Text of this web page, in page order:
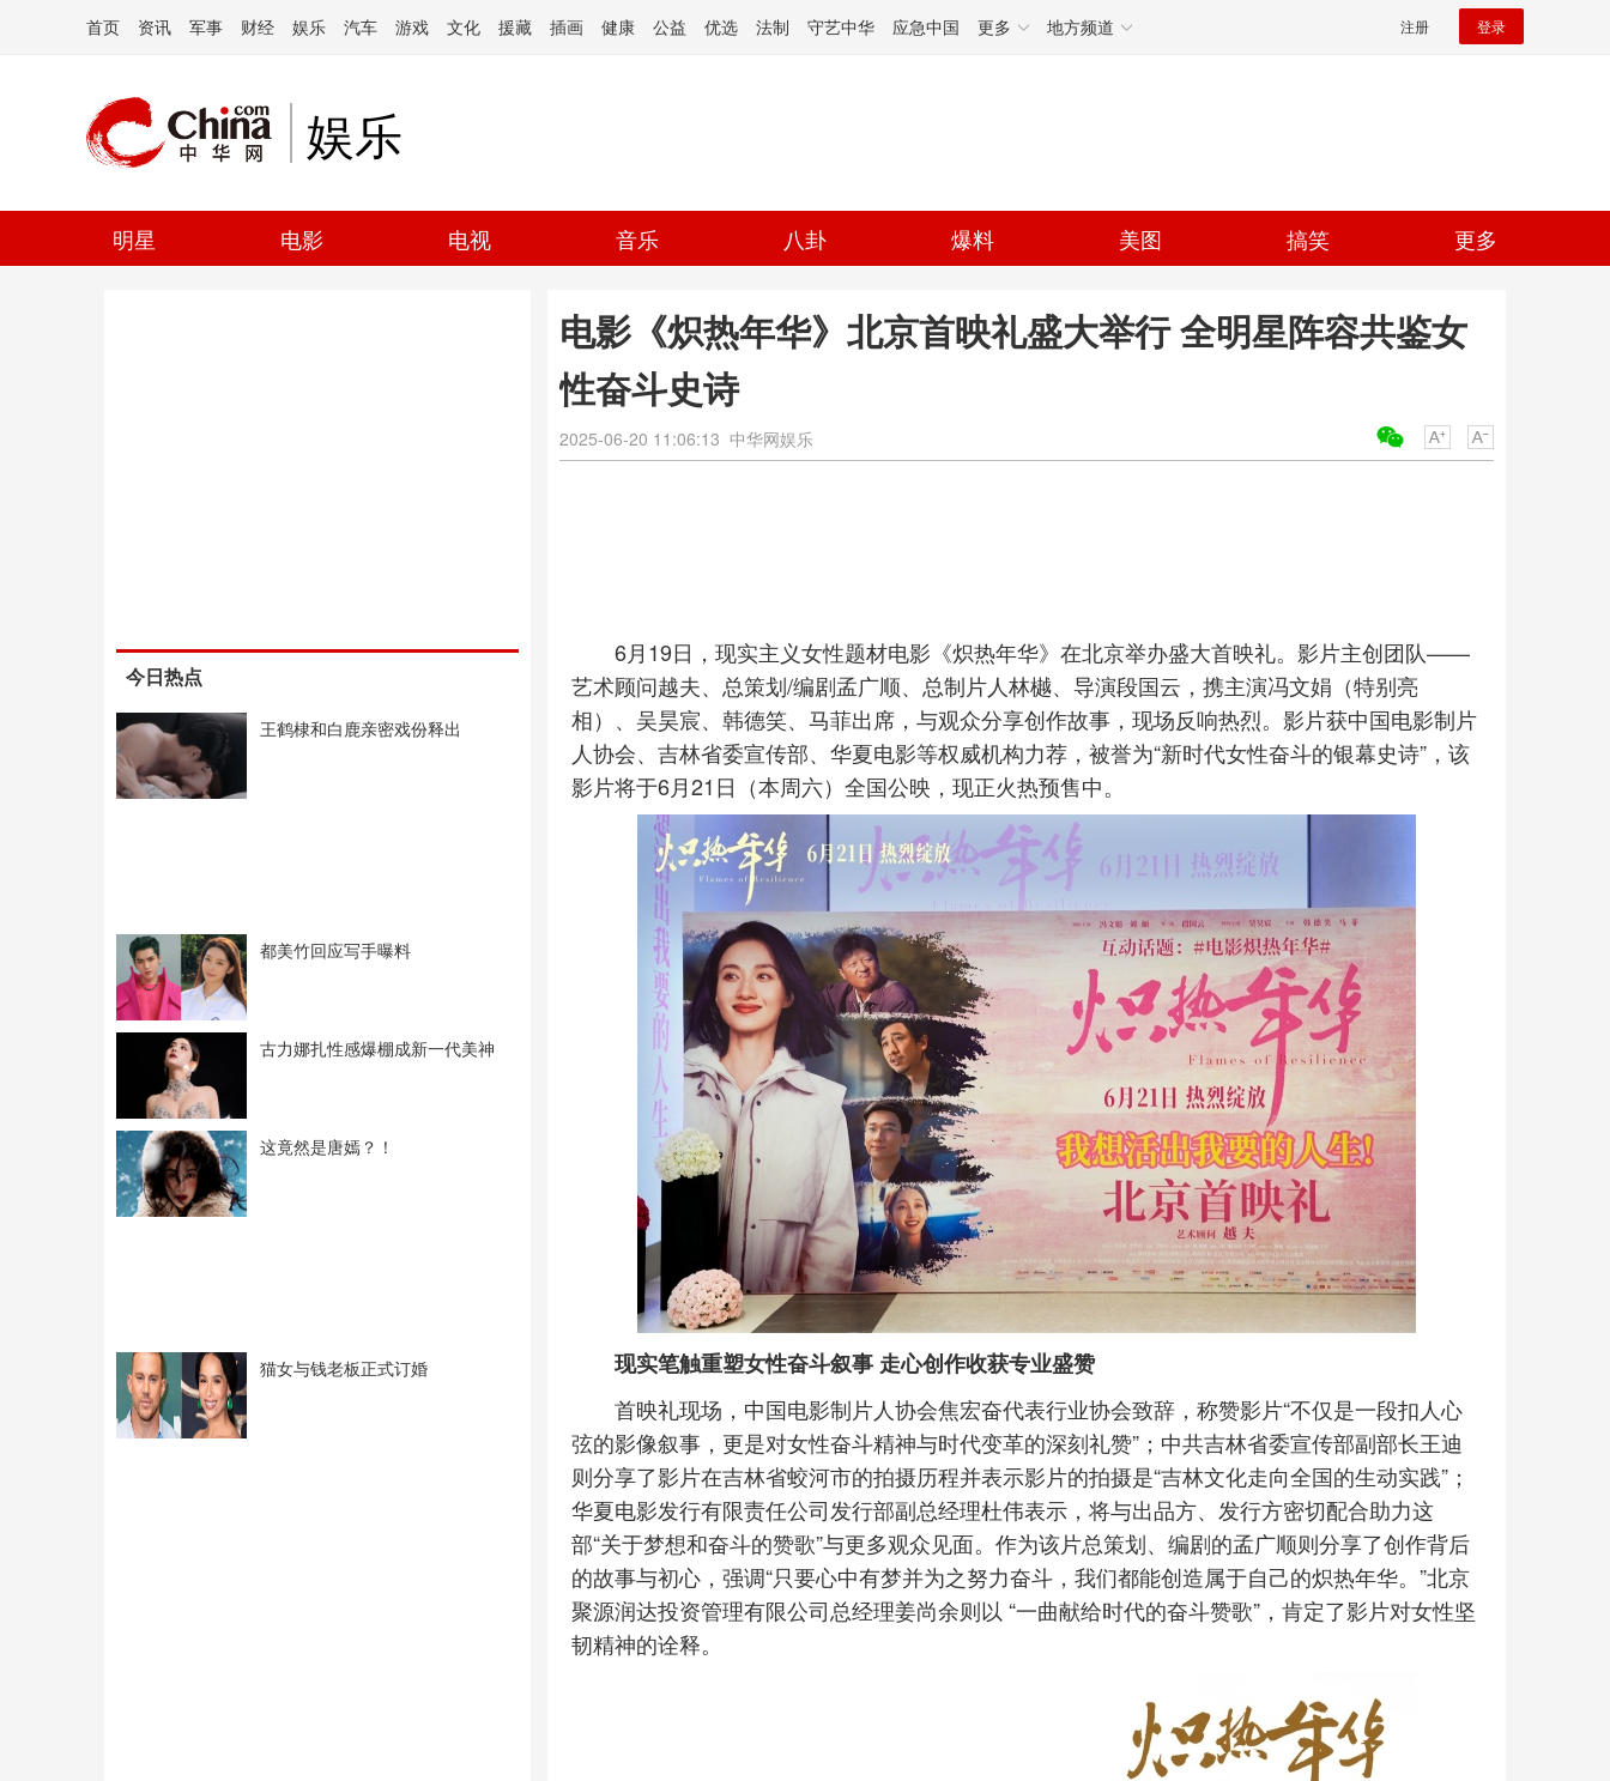
首页 资讯 军事 财经 娱乐 汽车 游戏 文化 援藏 插画 健康 公益 优选 法制 守艺中华 应急中国 更多 地方频道 注册 登录
娱乐
明星 电影 电视 音乐 八卦 爆料 美图 搞笑 更多
今日热点
王鹤棣和白鹿亲密戏份释出
都美竹回应写手曝料
古力娜扎性感爆棚成新一代美神
这竟然是唐嫣？！
猫女与钱老板正式订婚
电影《炽热年华》北京首映礼盛大举行 全明星阵容共鉴女
性奋斗史诗
2025-06-20 11:06:13 中华网娱乐
6月19日，现实主义女性题材电影《炽热年华》在北京举办盛大首映礼。影片主创团队——
艺术顾问越夫、总策划/编剧孟广顺、总制片人林樾、导演段国云，携主演冯文娟（特别亮
相）、吴昊宸、韩德笑、马菲出席，与观众分享创作故事，现场反响热烈。影片获中国电影制片
人协会、吉林省委宣传部、华夏电影等权威机构力荐，被誉为“新时代女性奋斗的银幕史诗”，该
影片将于6月21日（本周六）全国公映，现正火热预售中。
现实笔触重塑女性奋斗叙事 走心创作收获专业盛赞
首映礼现场，中国电影制片人协会焦宏奋代表行业协会致辞，称赞影片“不仅是一段扣人心
弦的影像叙事，更是对女性奋斗精神与时代变革的深刻礼赞”；中共吉林省委宣传部副部长王迪
则分享了影片在吉林省蛟河市的拍摄历程并表示影片的拍摄是“吉林文化走向全国的生动实践”；
华夏电影发行有限责任公司发行部副总经理杜伟表示，将与出品方、发行方密切配合助力这
部“关于梦想和奋斗的赞歌”与更多观众见面。作为该片总策划、编剧的孟广顺则分享了创作背后
的故事与初心，强调“只要心中有梦并为之努力奋斗，我们都能创造属于自己的炽热年华。”北京
聚源润达投资管理有限公司总经理姜尚余则以 “一曲献给时代的奋斗赞歌”，肯定了影片对女性坚
韧精神的诠释。